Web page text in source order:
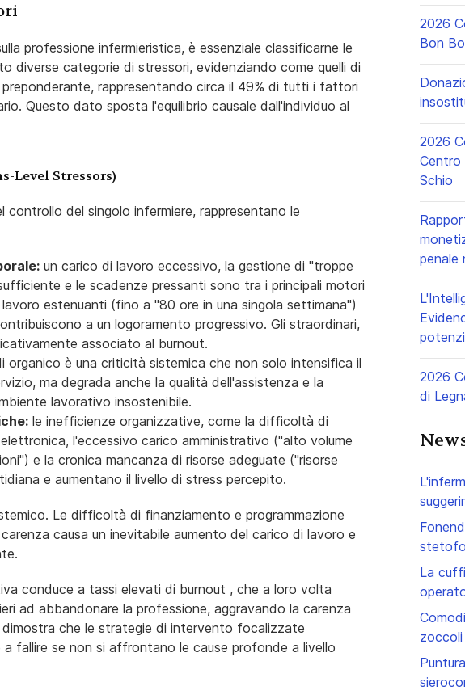
professione infermieristica, è essenziale classificarne le
diverse categorie di stressori, evidenziando come quelli di
rappresentando circa il 49% di tutti i fattori
Questo dato sposta l'equilibrio causale dall'individuo al
Level Stressors)
del singolo infermiere, rappresentano le
un carico di lavoro eccessivo, la gestione di "troppe
e le scadenze pressanti sono tra i principali motori
estenuanti (fino a "80 ore in una singola settimana")
a un logoramento progressivo. Gli straordinari,
associato al burnout.
organico è una criticità sistemica che non solo intensifica il
ma degrada anche la qualità dell'assistenza e la
lavorativo insostenibile.
le inefficienze organizzative, come la difficoltà di
l'eccessivo carico amministrativo ("alto volume
e la cronica mancanza di risorse adeguate ("risorse
e aumentano il livello di stress percepito.
Le difficoltà di finanziamento e programmazione
causa un inevitabile aumento del carico di lavoro e
conduce a tassi elevati di burnout , che a loro volta
ad abbandonare la professione, aggravando la carenza
che le strategie di intervento focalizzate
fallire se non si affrontano le cause profonde a livello
2026
Bon
2026
Centro
Schio
penale
2026
di
La